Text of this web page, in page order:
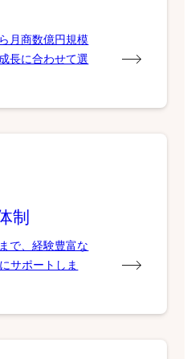
月商数億円規模
長に合わせて選
制
で、経験豊富な
サポートしま